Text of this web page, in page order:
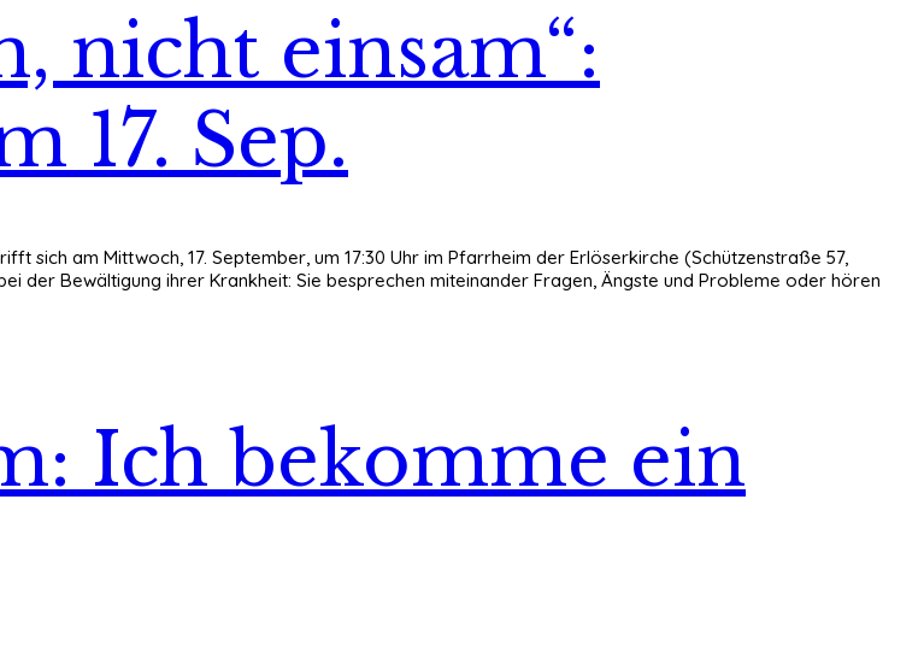
nicht einsam“:
17. Sep.
sich am Mittwoch, 17. September, um 17:30 Uhr im Pfarrheim der Erlöserkirche (Schützenstraße 57,
der Bewältigung ihrer Krankheit: Sie besprechen miteinander Fragen, Ängste und Probleme oder hören
Ich bekomme ein